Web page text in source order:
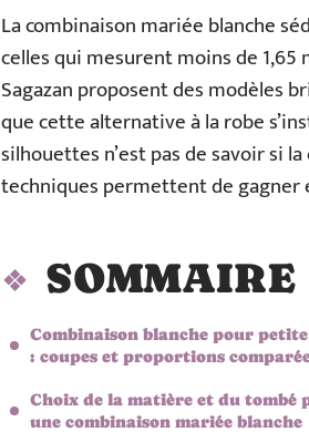
La combinaison mariée blanche
celles qui mesurent moins de 1,65
Sagazan proposent des modèles
que cette alternative à la robe
silhouettes n’est pas de savoir si
techniques permettent de
SOMMAIRE
Combinaison blanche pour
: coupes et proportions
Choix de la matière et du tombé
une combinaison mariée blanche